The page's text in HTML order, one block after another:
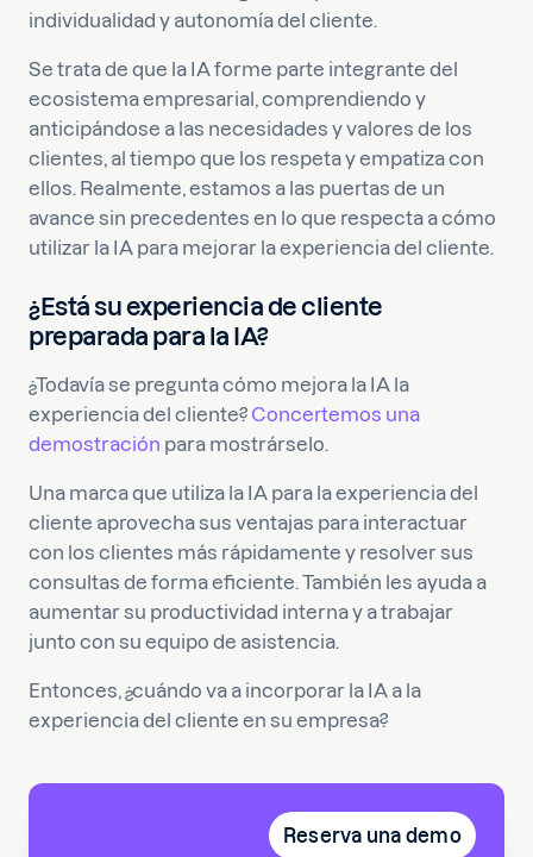
individualidad y autonomía del cliente.
Se trata de que la IA forme parte integrante del
ecosistema empresarial, comprendiendo y
anticipándose a las necesidades y valores de los
clientes, al tiempo que los respeta y empatiza con
ellos. Realmente, estamos a las puertas de un
avance sin precedentes en lo que respecta a cómo
utilizar la IA para mejorar la experiencia del cliente.
¿Está su experiencia de cliente
preparada para la IA?
¿Todavía se pregunta cómo mejora la IA la
experiencia del cliente? Concertemos una
demostración para mostrárselo.
Una marca que utiliza la IA para la experiencia del
cliente aprovecha sus ventajas para interactuar
con los clientes más rápidamente y resolver sus
consultas de forma eficiente. También les ayuda a
aumentar su productividad interna y a trabajar
junto con su equipo de asistencia.
Entonces, ¿cuándo va a incorporar la IA a la
experiencia del cliente en su empresa?
Reserva una demo